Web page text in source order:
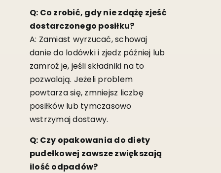
Q: Co zrobić, gdy nie zdążę zjeść
dostarczonego posiłku?
A: Zamiast wyrzucać, schowaj
danie do lodówki i zjedz później lub
zamroź je, jeśli składniki na to
pozwalają. Jeżeli problem
powtarza się, zmniejsz liczbę
posiłków lub tymczasowo
wstrzymaj dostawy.
Q: Czy opakowania do diety
pudełkowej zawsze zwiększają
ilość odpadów?